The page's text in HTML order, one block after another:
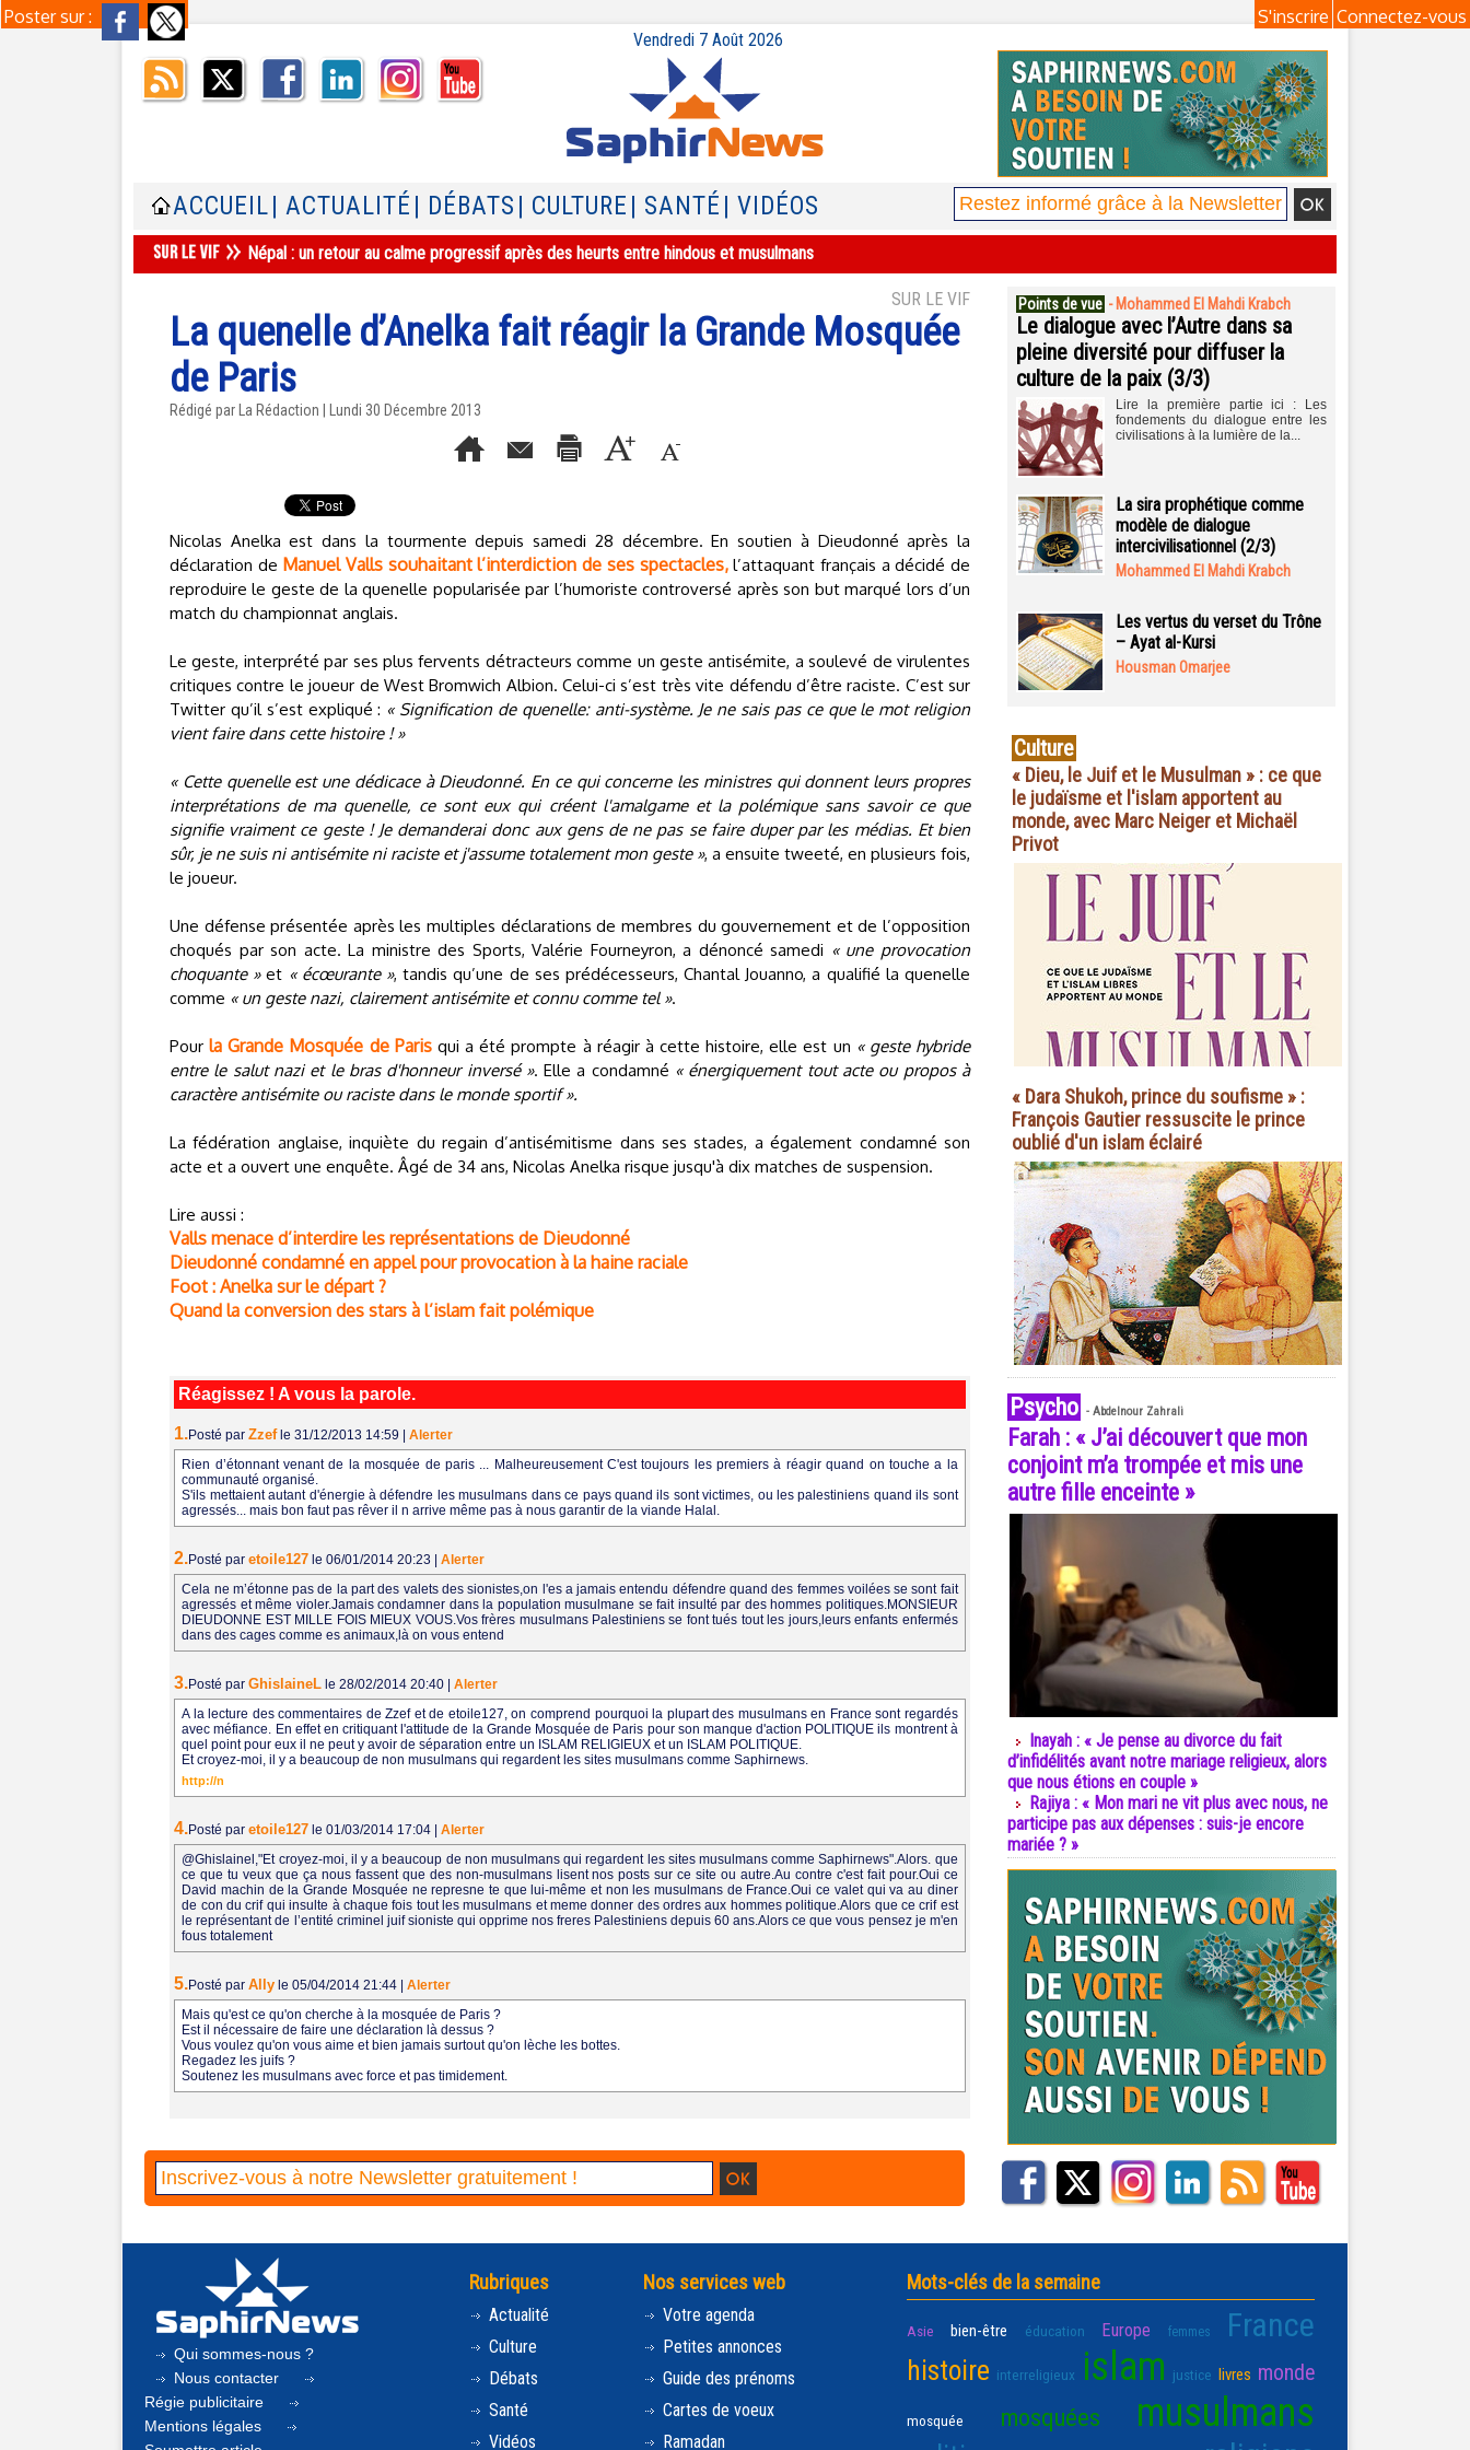
Poster sur : Connectez-vous
S'inscrire
Vendredi 7 Août 2026
ACCUEIL | ACTUALITÉ | DÉBATS | CULTURE | SANTÉ | VIDÉOS
Népal : un retour au calme progressif après des heurts entre hindous et musulmans
SUR LE VIF
La quenelle d’Anelka fait réagir la Grande Mosquée
de Paris
Rédigé par La Rédaction | Lundi 30 Décembre 2013
Nicolas Anelka est dans la tourmente depuis samedi 28 décembre. En soutien à Dieudonné après la
déclaration de Manuel Valls souhaitant l’interdiction de ses spectacles,l’attaquant français a décidé de
reproduire le geste de la quenelle popularisée par l’humoriste controversé après son but marqué lors d’un
match du championnat anglais.
Le geste, interprété par ses plus fervents détracteurs comme un geste antisémite, a soulevé de virulentes
critiques contre le joueur de West Bromwich Albion. Celui-ci s’est très vite défendu d’être raciste. C’est sur
Twitter qu’il s’est expliqué : « Signification de quenelle: anti-système. Je ne sais pas ce que le mot religion
vient faire dans cette histoire ! »
« Cette quenelle est une dédicace à Dieudonné. En ce qui concerne les ministres qui donnent leurs propres
interprétations de ma quenelle, ce sont eux qui créent l'amalgame et la polémique sans savoir ce que
signifie vraiment ce geste ! Je demanderai donc aux gens de ne pas se faire duper par les médias. Et bien
sûr, je ne suis ni antisémite ni raciste et j'assume totalement mon geste », a ensuite tweeté, en plusieurs fois,
le joueur.
Une défense présentée après les multiples déclarations de membres du gouvernement et de l’opposition
choqués par son acte. La ministre des Sports, Valérie Fourneyron, a dénoncé samedi « une provocation
choquante »et « écœurante », tandis qu’une de ses prédécesseurs, Chantal Jouanno, a qualifié la quenelle
comme « un geste nazi, clairement antisémite et connu comme tel ».
Pourla Grande Mosquée de Parisqui a été prompte à réagir à cette histoire, elle est un « geste hybride
entre le salut nazi et le bras d'honneur inversé ». Elle a condamné « énergiquement tout acte ou propos à
caractère antisémite ou raciste dans le monde sportif ».
La fédération anglaise, inquiète du regain d’antisémitisme dans ses stades, a également condamné son
acte et a ouvert une enquête. Âgé de 34 ans, Nicolas Anelka risque jusqu'à dix matches de suspension.
Lire aussi :
Valls menace d’interdire les représentations de Dieudonné
Dieudonné condamné en appel pour provocation à la haine raciale
Foot : Anelka sur le départ ?
Quand la conversion des stars à l’islam fait polémique
Réagissez ! A vous la parole.
1.Posté par Zzef le 31/12/2013 14:59
Alerter
Rien d’étonnant venant de la mosquée de paris ... Malheureusement C'est toujours les premiers à réagir quand on touche a la
communauté organisé.
S'ils mettaient autant d'énergie à défendre les musulmans dans ce pays quand ils sont victimes, ou les palestiniens quand ils sont
agressés... mais bon faut pas rêver il n arrive même pas à nous garantir de la viande Halal.
2.Posté par etoile127 le 06/01/2014 20:23
Alerter
Cela ne m’étonne pas de la part des valets des sionistes,on l'es a jamais entendu défendre quand des femmes voilées se sont fait
agressés et même violer.Jamais condamner dans la population musulmane se fait insulté par des hommes politiques.MONSIEUR
DIEUDONNE EST MILLE FOIS MIEUX VOUS.Vos frères musulmans Palestiniens se font tués tout les jours,leurs enfants enfermés
dans des cages comme es animaux,là on vous entend
3.Posté par GhislaineL le 28/02/2014 20:40
Alerter
A la lecture des commentaires de Zzef et de etoile127, on comprend pourquoi la plupart des musulmans en France sont regardés
avec méfiance. En effet en critiquant l'attitude de la Grande Mosquée de Paris pour son manque d'action POLITIQUE ils montrent à
quel point pour eux il ne peut y avoir de séparation entre un ISLAM RELIGIEUX et un ISLAM POLITIQUE.
Et croyez-moi, il y a beaucoup de non musulmans qui regardent les sites musulmans comme Saphirnews.
http://n
4.Posté par etoile127 le 01/03/2014 17:04
Alerter
@Ghislainel,"Et croyez-moi, il y a beaucoup de non musulmans qui regardent les sites musulmans comme Saphirnews".Alors. que
ce que tu veux que ça nous fassent que des non-musulmans lisent nos posts sur ce site ou autre.Au contre c'est fait pour.Oui ce
David machin de la Grande Mosquée ne represne te que lui-même et non les musulmans de France.Oui ce valet qui va au diner
de con du crif qui insulte à chaque fois tout les musulmans et meme donner des ordres aux hommes politique.Alors que ce crif est
le représentant de l’entité criminel juif sioniste qui opprime nos freres Palestiniens depuis 60 ans.Alors ce que vous pensez je m'en
fous totalement
5.Posté par Ally le 05/04/2014 21:44
Alerter
Mais qu'est ce qu'on cherche à la mosquée de Paris ?
Est il nécessaire de faire une déclaration là dessus ?
Vous voulez qu'on vous aime et bien jamais surtout qu'on lèche les bottes.
Regadez les juifs ?
Soutenez les musulmans avec force et pas timidement.
Points de vue - Mohammed El Mahdi Krabch
Le dialogue avec l’Autre dans sa
pleine diversité pour diffuser la
culture de la paix (3/3)
Lire la première partie ici : Les
fondements du dialogue entre les
civilisations à la lumière de la...
La sira prophétique comme
modèle de dialogue
intercivilisationnel (2/3)
Mohammed El Mahdi Krabch
Les vertus du verset du Trône
– Ayat al-Kursi
Housman Omarjee
Culture
« Dieu, le Juif et le Musulman » : ce que
le judaïsme et l'islam apportent au
monde, avec Marc Neiger et Michaël
Privot
« Dara Shukoh, prince du soufisme » :
François Gautier ressuscite le prince
oublié d'un islam éclairé
Psycho - Abdelnour Zahrali
Farah : « J’ai découvert que mon
conjoint m’a trompée et mis une
autre fille enceinte »
Inayah : « Je pense au divorce du fait
d’infidélités avant notre mariage religieux, alors
que nous étions en couple »
Rajiya : « Mon mari ne vit plus avec nous, ne
participe pas aux dépenses : suis-je encore
mariée ? »
Qui sommes-nous ?
Nous contacter
Régie publicitaire
Mentions légales
Rubriques
Actualité
Culture
Débats
Santé
Vidéos
Nos services web
Votre agenda
Petites annonces
Guide des prénoms
Cartes de voeux
Ramadan
Mots-clés de la semaine
Asie bien-être éducation Europe femmes France
histoire interreligieux islam justice livres monde
mosquée mosquées musulmans